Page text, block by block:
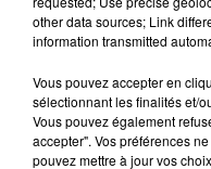
15 juillet 2026
BÉTHUNE:
other data sources; Link
information transmitted
Vous pouvez accepter en
sélectionnant les finalités et/
Vous pouvez également
accepter". Vos préférences
pouvez mettre à jour vos